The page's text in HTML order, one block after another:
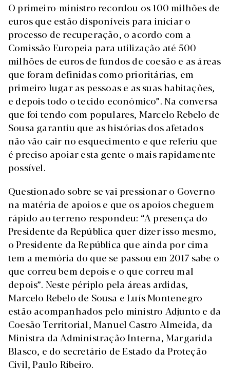
O primeiro-ministro recordou os 100 milhões de
euros que estão disponíveis para iniciar o
processo de recuperação, o acordo com a
Comissão Europeia para utilização até 500
milhões de euros de fundos de coesão e as áreas
que foram definidas como prioritárias, em
primeiro lugar as pessoas e as suas habitações,
e depois todo o tecido económico”. Na conversa
que foi tendo com populares, Marcelo Rebelo de
Sousa garantiu que as histórias dos afetados
não vão cair no esquecimento e que referiu que
é preciso apoiar esta gente o mais rapidamente
possível.
Questionado sobre se vai pressionar o Governo
na matéria de apoios e que os apoios cheguem
rápido ao terreno respondeu: “A presença do
Presidente da República quer dizer isso mesmo,
o Presidente da República que ainda por cima
tem a memória do que se passou em 2017 sabe o
que correu bem depois e o que correu mal
depois”. Neste périplo pela áreas ardidas,
Marcelo Rebelo de Sousa e Luís Montenegro
estão acompanhados pelo ministro Adjunto e da
Coesão Territorial, Manuel Castro Almeida, da
Ministra da Administração Interna, Margarida
Blasco, e do secretário de Estado da Proteção
Civil, Paulo Ribeiro.